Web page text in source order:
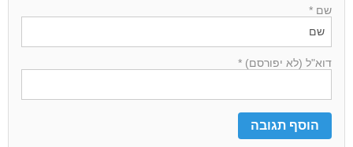
שם *
דוא"ל (לא יפורסם) *